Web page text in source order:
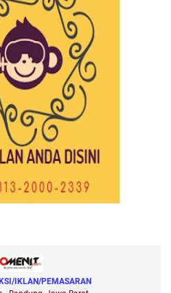
IKLAN/PEMASARAN